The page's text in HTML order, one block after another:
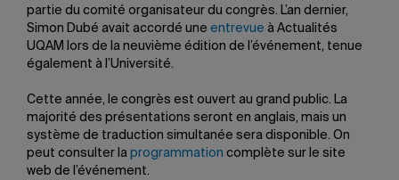
partie du comité organisateur du congrès. L’an dernier,
Simon Dubé avait accordé une entrevue à Actualités
UQAM lors de la neuvième édition de l’événement, tenue
également à l’Université.
Cette année, le congrès est ouvert au grand public. La
majorité des présentations seront en anglais, mais un
système de traduction simultanée sera disponible. On
peut consulter la programmation complète sur le site
web de l’événement.